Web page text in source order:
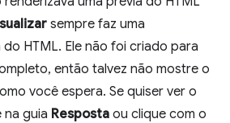
sempre faz uma
HTML. Ele não foi criado para
então talvez não mostre o
você espera. Se quiser ver o
na guia Resposta ou clique com o